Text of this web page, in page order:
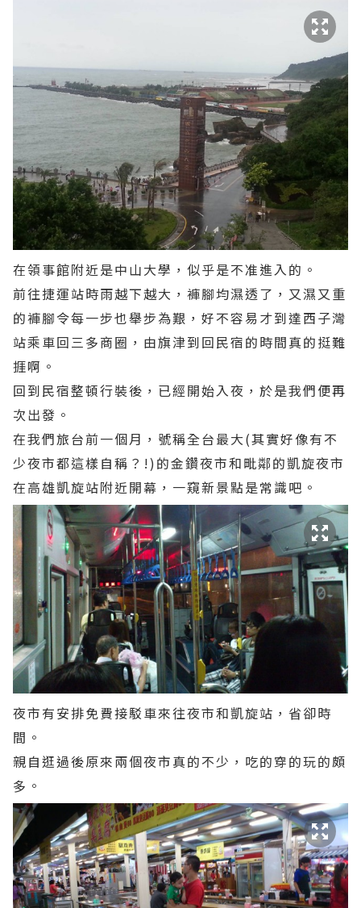
在領事館附近是中山大學，似乎是不准進入的。
前往捷運站時雨越下越大，褲腳均濕透了，又濕又重
的褲腳令每一步也舉步為艱，好不容易才到達西子灣
站乘車回三多商圈，由旗津到回民宿的時間真的挺難
捱啊。
回到民宿整頓行裝後，已經開始入夜，於是我們便再
次出發。
在我們旅台前一個月，號稱全台最大(其實好像有不
少夜市都這樣自稱？!)的金鑽夜市和毗鄰的凱旋夜市
在高雄凱旋站附近開幕，一窺新景點是常識吧。
夜市有安排免費接駁車來往夜市和凱旋站，省卻時
間。
親自逛過後原來兩個夜市真的不少，吃的穿的玩的頗
多。